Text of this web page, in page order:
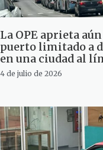
La OPE aprieta
puerto limitado a
en una ciudad al
4 de julio de 2026